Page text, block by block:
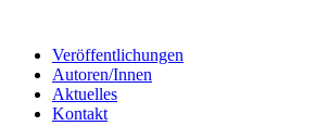
wechselnVeröffentlichungen
Autoren/Innen
Aktuelles
Kontakt